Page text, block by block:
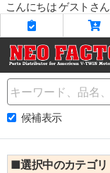
こんにちは ゲストさん
Name
候補表示
■選択中のカテゴリ